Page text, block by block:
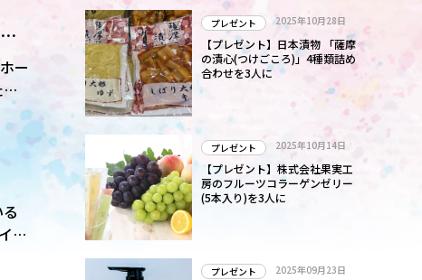
ー
1
ズ
プレゼント 2025年10月28日
【プレゼント】日本漬物 「薩摩
の漬心(つけごころ)」4種類詰め
合わせを3人に
プレゼント 2025年10月14日
【プレゼント】株式会社果実工
房のフルーツコラーゲンゼリー
(5本入り)を3人に
プレゼント 2025年09月23日